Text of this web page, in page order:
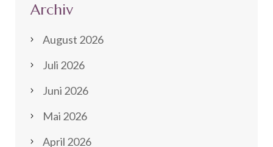
Archiv
August 2026
Juli 2026
Juni 2026
Mai 2026
April 2026